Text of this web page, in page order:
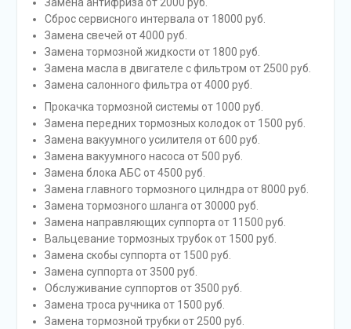
Замена антифриза от 2000 руб.
Сброс сервисного интервала от 18000 руб.
Замена свечей от 4000 руб.
Замена тормозной жидкости от 1800 руб.
Замена масла в двигателе с фильтром от 2500 руб.
Замена салонного фильтра от 4000 руб.
Прокачка тормозной системы от 1000 руб.
Замена передних тормозных колодок от 1500 руб.
Замена вакуумного усилителя от 600 руб.
Замена вакуумного насоса от 500 руб.
Замена блока АБС от 4500 руб.
Замена главного тормозного цилндра от 8000 руб.
Замена тормозного шланга от 30000 руб.
Замена направляющих суппорта от 11500 руб.
Вальцевание тормозных трубок от 1500 руб.
Замена скобы суппорта от 1500 руб.
Замена суппорта от 3500 руб.
Обслуживание суппортов от 3500 руб.
Замена троса ручника от 1500 руб.
Замена тормозной трубки от 2500 руб.